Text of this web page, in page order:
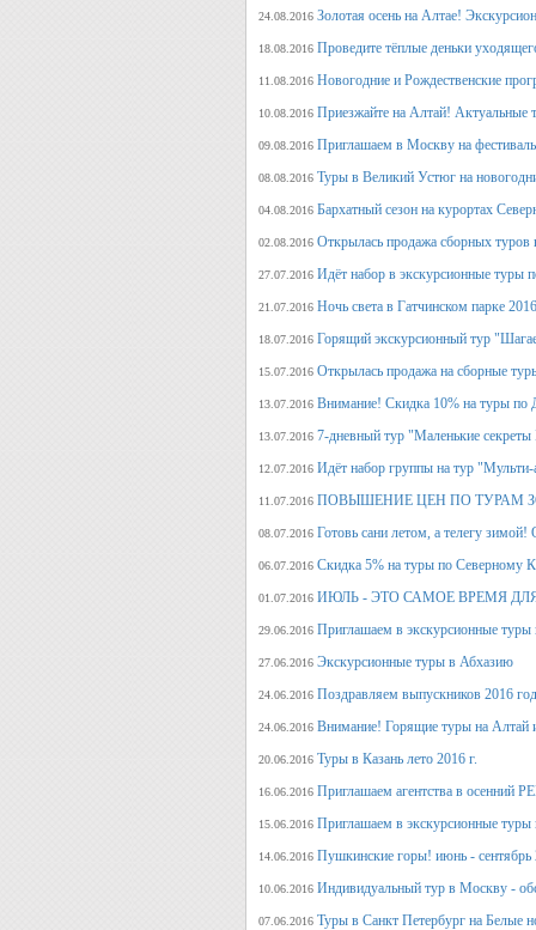
24.08.2016 Золотая осень на Алтае!
18.08.2016 Проведите тёплые деньки
11.08.2016 Новогодние и Рождественские
10.08.2016 Приезжайте на Алтай! Актуальные
09.08.2016 Приглашаем в Москву на
08.08.2016 Туры в Великий Устюг на
04.08.2016 Бархатный сезон на курортах
02.08.2016 Открылась продажа сборных туров
27.07.2016 Идёт набор в экскурсионные туры
21.07.2016 Ночь света в Гатчинском парке
18.07.2016 Горящий экскурсионный тур
15.07.2016 Открылась продажа на сборные
13.07.2016 Внимание! Скидка 10% на туры по
13.07.2016 7-дневный тур "Маленькие
12.07.2016 Идёт набор группы на тур
11.07.2016 ПОВЫШЕНИЕ ЦЕН ПО ТУРАМ
08.07.2016 Готовь сани летом, а
06.07.2016 Скидка 5% на туры по Северному
01.07.2016 ИЮЛЬ - ЭТО САМОЕ ВРЕМЯ
29.06.2016 Приглашаем в экскурсионные
27.06.2016 Экскурсионные туры в Абхазию
24.06.2016 Поздравляем выпускников
24.06.2016 Внимание! Горящие туры на Алтай
20.06.2016 Туры в Казань лето 2016 г.
16.06.2016 Приглашаем агентства в
15.06.2016 Приглашаем в экскурсионные туры
14.06.2016 Пушкинские горы! июнь - сентябрь
10.06.2016 Индивидуальный тур в Москву -
07.06.2016 Туры в Санкт Петербург на Белые